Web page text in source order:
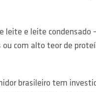
e leite
com alto teor de
brasileiro tem